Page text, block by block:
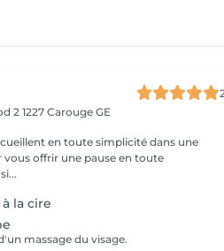
21227 Carouge GE
en toute simplicité dans une
offrir une pause en toute
si...
la cire
massage du visage.